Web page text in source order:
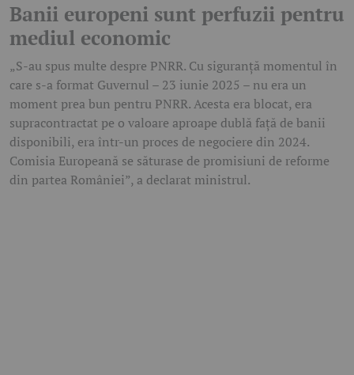
Banii europeni sunt perfuzii pentru
mediul economic
„S-au spus multe despre PNRR. Cu siguranță momentul în
care s-a format Guvernul – 23 iunie 2025 – nu era un
moment prea bun pentru PNRR. Acesta era blocat, era
supracontractat pe o valoare aproape dublă față de banii
disponibili, era într-un proces de negociere din 2024.
Comisia Europeană se săturase de promisiuni de reforme
din partea României”, a declarat ministrul.